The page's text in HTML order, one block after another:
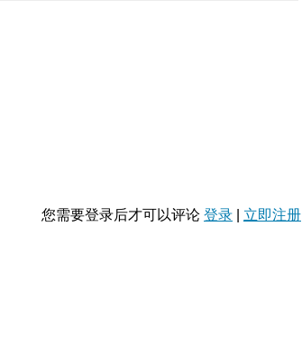
您需要登录后才可以评论 登录 立即注册